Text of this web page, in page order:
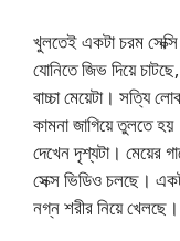
খুলতেই একটা চরম
যোনিতে জিভ দিয়ে
বাচ্চা মেয়েটা। সত্যি
কামনা জাগিয়ে তুলতে
দেখেন দৃশ্যটা। মেয়ের
সেক্স ভিডিও চলছে।
নগ্ন শরীর নিয়ে খেলছে।